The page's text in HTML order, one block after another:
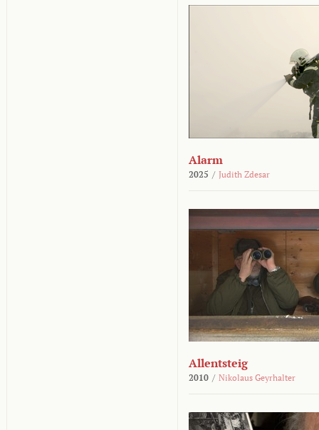
Alarm
2025 / Judith Zdesar
Allentsteig
2010 / Nikolaus Geyrhalter